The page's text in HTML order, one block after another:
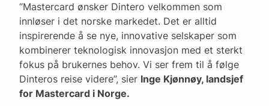
“Mastercard ønsker Dintero velkommen som
innløser i det norske markedet. Det er alltid
inspirerende å se nye, innovative selskaper som
kombinerer teknologisk innovasjon med et sterkt
fokus på brukernes behov. Vi ser frem til å følge
Dinteros reise videre”, sier Inge Kjønnøy, landsjef
for Mastercard i Norge.